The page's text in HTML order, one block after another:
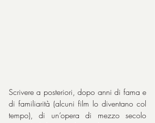
Scrivere a posteriori, dopo anni di fama e
di familiarità (alcuni film lo diventano col
tempo), di un’opera di mezzo secolo